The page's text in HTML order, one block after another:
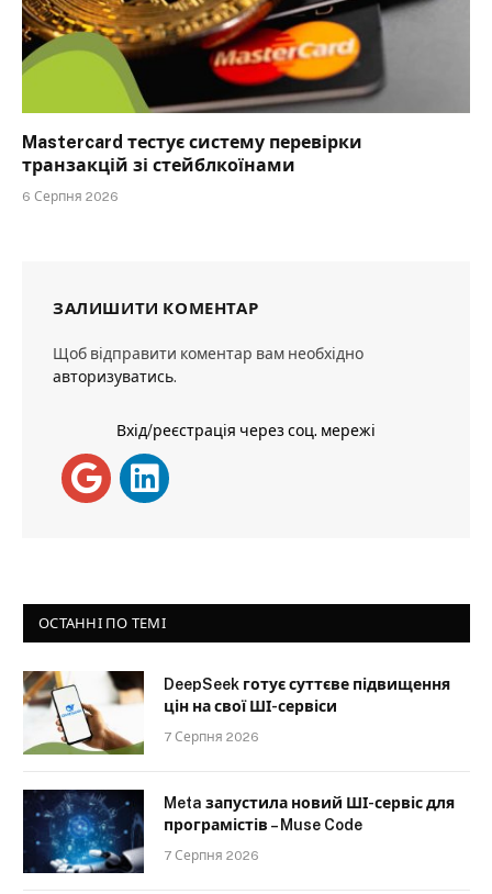
Mastercard тестує систему перевірки
транзакцій зі стейблкоїнами
6 Серпня 2026
ЗАЛИШИТИ КОМЕНТАР
Щоб відправити коментар вам необхідно
авторизуватись.
Вхід/реєстрація через соц. мережі
ОСТАННІ ПО ТЕМІ
DeepSeek готує суттєве підвищення
цін на свої ШІ-сервіси
7 Серпня 2026
Meta запустила новий ШІ-сервіс для
програмістів – Muse Code
7 Серпня 2026